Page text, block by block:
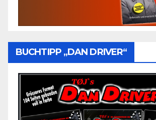
BUCHTIPP „DAN DRIVER“